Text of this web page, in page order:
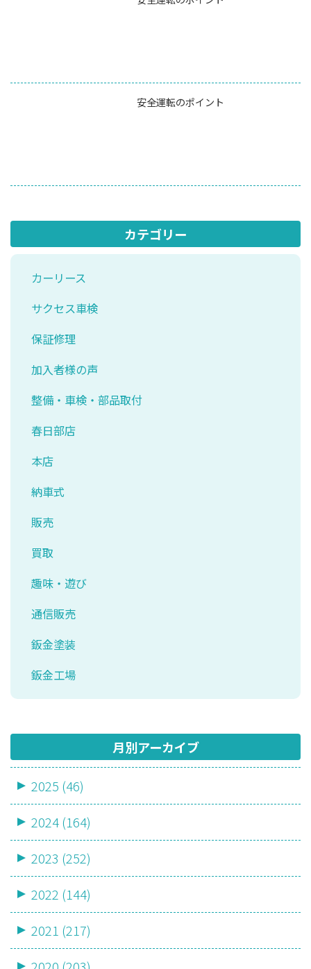
安全運転のポイント
カテゴリー
カーリース
サクセス車検
保証修理
加入者様の声
整備・車検・部品取付
春日部店
本店
納車式
販売
買取
趣味・遊び
通信販売
鈑金塗装
鈑金工場
月別アーカイブ
2025 (46)
2024 (164)
2023 (252)
2022 (144)
2021 (217)